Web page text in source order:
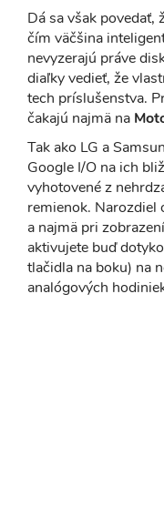
Dá sa však povedať,
čím väčšina
nevyzerajú práve
diaľky vedieť, že
tech príslušenstva.
čakajú najmä na
Tak ako LG a
Google I/O na ich
vyhotovené z
remienok. Narozdiel
a najmä pri
aktivujete buď
tlačidla na boku) na
analógových